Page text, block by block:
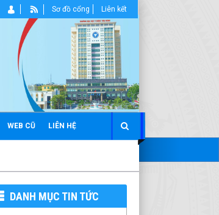
WEB CŨ LIÊN HỆ
Sơ đồ cổng Liên kết
DANH MỤC TIN TỨC